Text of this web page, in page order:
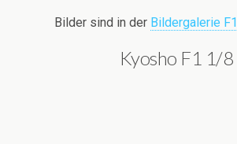
Bilder sind in der Bildergalerie F1
Kyosho F1 1/8